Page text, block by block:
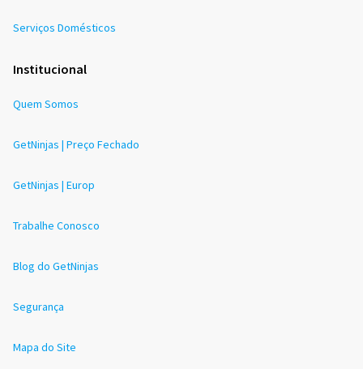
Serviços Domésticos
Institucional
Quem Somos
GetNinjas | Preço Fechado
GetNinjas | Europ
Trabalhe Conosco
Blog do GetNinjas
Segurança
Mapa do Site